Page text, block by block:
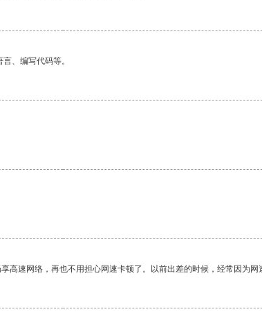
、编写代码等。
速网络，再也不用担心网速卡顿了。以前出差的时候，经常因为